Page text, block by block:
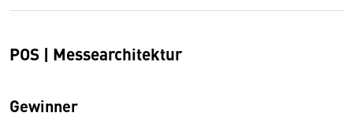
POS | Messearchitektur
Gewinner